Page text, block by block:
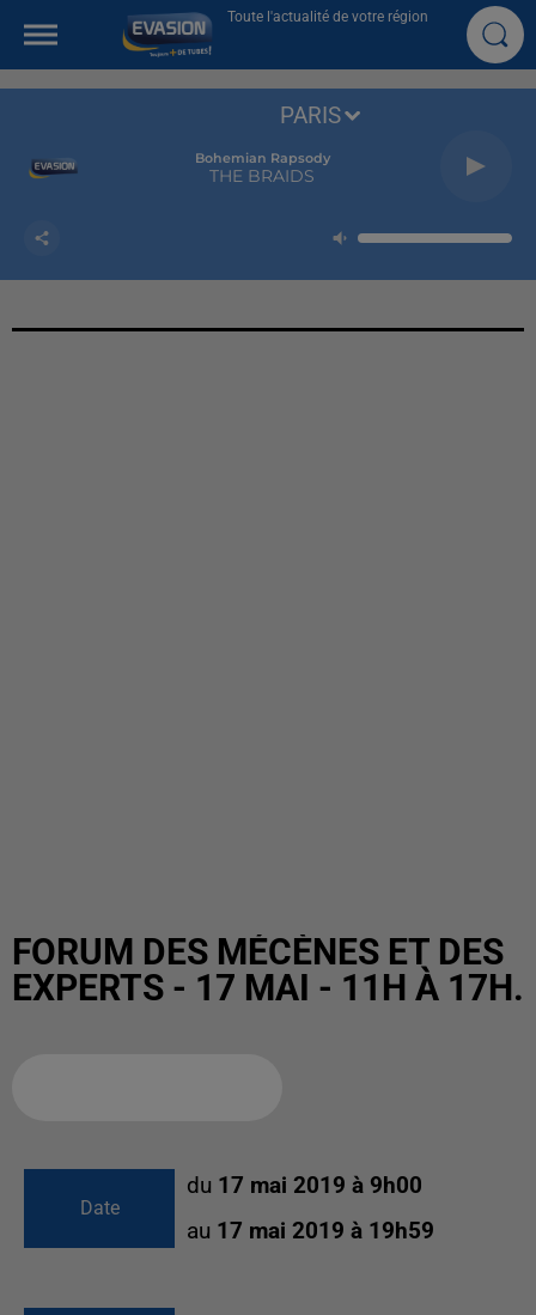
Toute l'actualité de votre région
Bohemian Rapsody
THE BRAIDS
PARIS
FORUM DES MÉCÈNES ET DES
EXPERTS - 17 MAI - 11H À 17H.
Date
du 17 mai 2019 à 9h00
au 17 mai 2019 à 19h59